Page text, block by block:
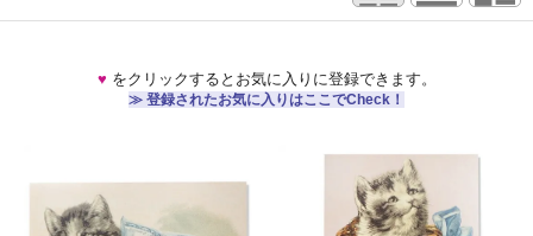
♥ をクリックするとお気に入りに登録できます。
≫ 登録されたお気に入りはここでCheck！